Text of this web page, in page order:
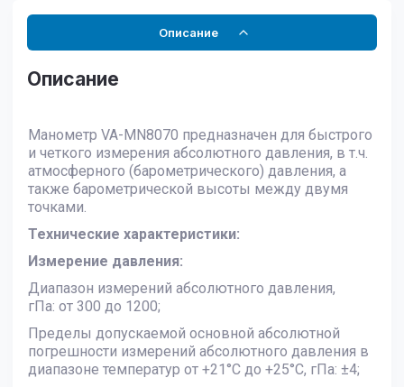
Описание
Описание
Манометр VA-MN8070 предназначен для быстрого
и четкого измерения абсолютного давления, в т.ч.
атмосферного (барометрического) давления, а
также барометрической высоты между двумя
точками.
Технические характеристики:
Измерение давления:
Диапазон измерений абсолютного давления,
гПа: от 300 до 1200;
Пределы допускаемой основной абсолютной
погрешности измерений абсолютного давления в
диапазоне температур от +21°С до +25°С, гПа: ±4;